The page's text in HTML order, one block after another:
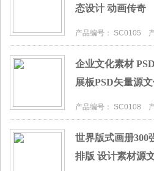
态设计 动画传奇
产品编号： SC0105
企业文化素材
展板PSD矢量源
产品编号： SC0108
世界版式画册300
排版 设计素材源